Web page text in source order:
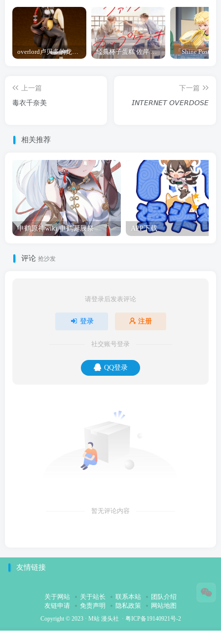
overlord卢贝多的龙王谁厉害 「Overlord」露普斯蕾琪娜·贝塔手办开订 经典杯子蛋糕 佐岸 漫画「经典杯子蛋糕」宣布真人日剧化
上一篇
毒衣千奈美
下一篇
𝘐𝘕𝘛𝘌𝘙𝘕𝘌𝘛 𝘖𝘝𝘌𝘙𝘋𝘖𝘚𝘌
相关推荐
申鹤原神wiki 申鹤诞辰祭 APP下载
评论 抢沙发
请登录后发表评论
登录 注册
社交账号登录
QQ登录
暂无评论内容
友情链接
关于网站 关于站长 联系本站
团队介绍
友链申请
免责声明 隐私政策 网站地图
Copyright © 2023 · M站 漫头社 · 粤ICP备19140921号-2